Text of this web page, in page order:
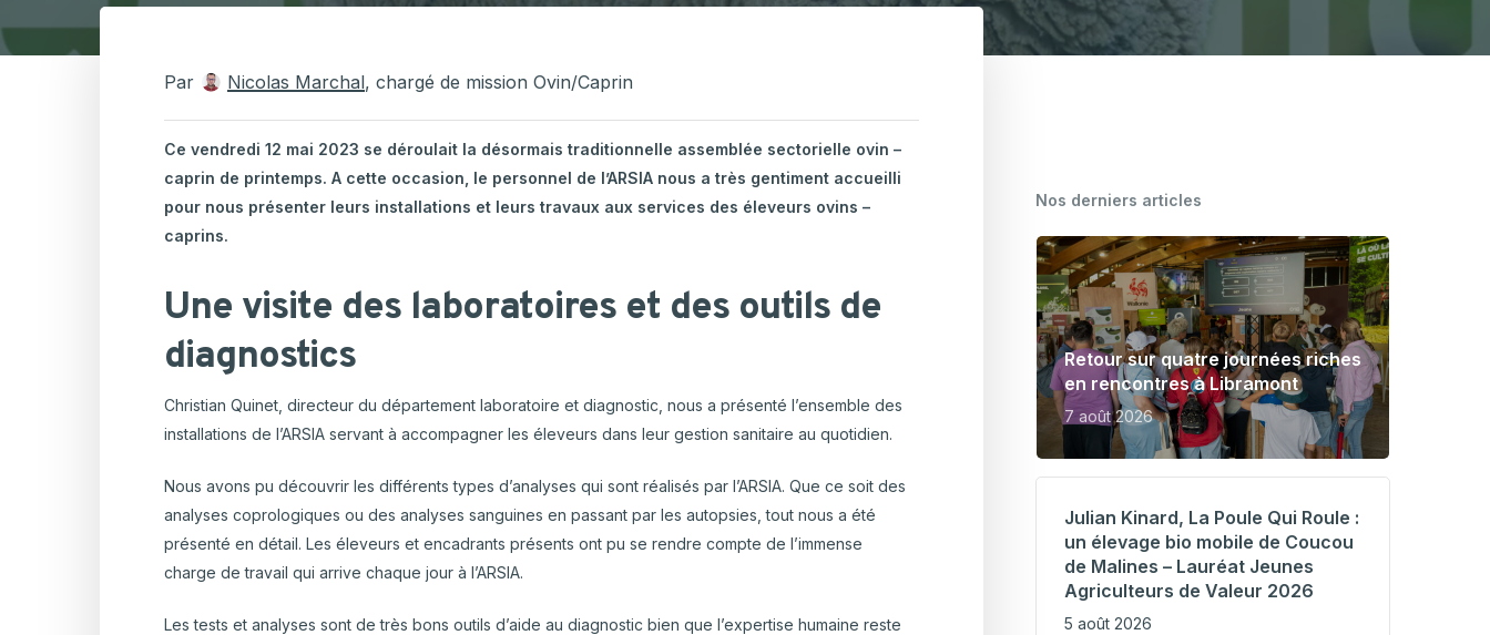
Horticulture Ornementale
Pommes de terre
Porcs
CARTOGRAPHIE DES MEUNERIES
Ovins-Caprins
Par Nicolas Marchal, chargé de mission Ovin/Caprin
Ce vendredi 12 mai 2023 se déroulait la désormais traditionnelle assemblée sectorielle ovin –
caprin de printemps. A cette occasion, le personnel de l’ARSIA nous a très gentiment accueilli
pour nous présenter leurs installations et leurs travaux aux services des éleveurs ovins –
caprins.
Une visite des laboratoires et des outils de
diagnostics
Christian Quinet, directeur du département laboratoire et diagnostic, nous a présenté l’ensemble des
installations de l’ARSIA servant à accompagner les éleveurs dans leur gestion sanitaire au quotidien.
Nous avons pu découvrir les différents types d’analyses qui sont réalisés par l’ARSIA. Que ce soit des
analyses coprologiques ou des analyses sanguines en passant par les autopsies, tout nous a été
présenté en détail. Les éleveurs et encadrants présents ont pu se rendre compte de l’immense
charge de travail qui arrive chaque jour à l’ARSIA.
Les tests et analyses sont de très bons outils d’aide au diagnostic bien que l’expertise humaine reste
Nos derniers articles
Retour sur quatre journées riches
en rencontres à Libramont
7 août 2026
Julian Kinard, La Poule Qui Roule :
un élevage bio mobile de Coucou
de Malines – Lauréat Jeunes
Agriculteurs de Valeur 2026
5 août 2026